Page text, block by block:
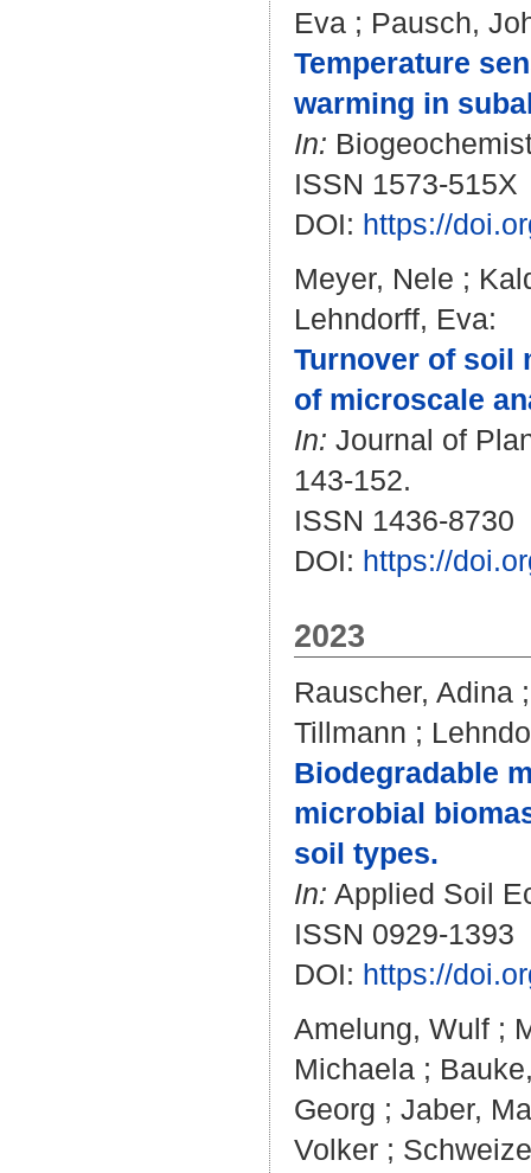
Eva ; Pausch,
Temperature
warming in
In:
ISSN 1573-515X
DOI: https://
Meyer, Nele ;
Lehndorff, Eva:
Turnover of soil
of microscale
In: Journal of
143-152.
ISSN 1436-8730
DOI: https://
2023
Rauscher, Adina
Tillmann ;
Biodegradable
microbial
soil types.
In: Applied Soil
ISSN 0929-1393
DOI: https://
Amelung, Wulf ;
Michaela ;
Georg ; Jaber,
Volker ;